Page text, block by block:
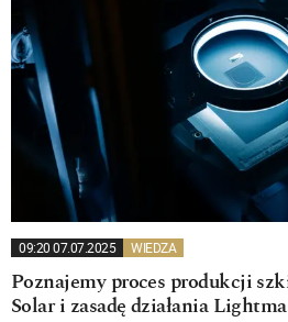
09:20 07.07.2025 WIEDZA
Poznajemy proces produkcji
Solar i zasadę działania